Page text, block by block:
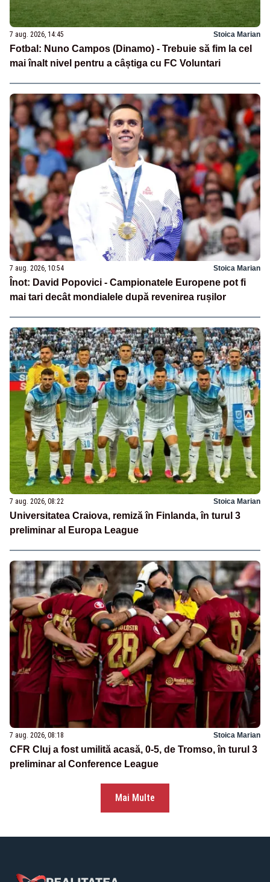
7 aug. 2026, 14:45 Stoica Marian
Fotbal: Nuno Campos (Dinamo) - Trebuie să fim la cel
mai înalt nivel pentru a câștiga cu FC Voluntari
7 aug. 2026, 10:54 Stoica Marian
Înot: David Popovici - Campionatele Europene pot fi
mai tari decât mondialele după revenirea rușilor
7 aug. 2026, 08:22 Stoica Marian
Universitatea Craiova, remiză în Finlanda, în turul 3
preliminar al Europa League
7 aug. 2026, 08:18 Stoica Marian
CFR Cluj a fost umilită acasă, 0-5, de Tromso, în turul 3
preliminar al Conference League
Mai Multe